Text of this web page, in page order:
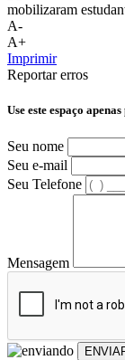
A-
A+
Imprimir
Reportar erros
Use este espaço
Seu nome
Seu e-mail
Seu Telefone
Mensagem